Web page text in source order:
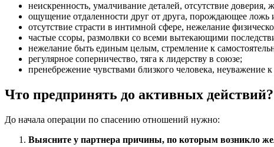
неискренность, умалчивание деталей, отсутствие доверия,
ощущение отдаленности друг от друга, порождающее ложь
отсутствие страсти в интимной сфере, нежелание
частые ссоры, размолвки со всеми вытекающими
нежелание быть единым целым, стремление к
регулярное соперничество, тяга к лидерству в союзе;
пренебрежение чувствами близкого человека, неуважение
Что предпринять до активных действий?
До начала операции по спасению отношений нужно:
Выясните у партнера причины, по которым возникло